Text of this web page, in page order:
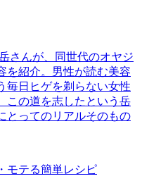
さんが、同世代のオヤジ
を紹介。男性が読む美容
毎日ヒゲを剃らない女性
この道を志したという岳
とってのリアルそのもの
モテる簡単レシピ